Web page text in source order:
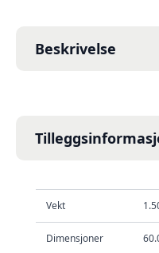
Beskrivelse
Vekt
Dimensjoner